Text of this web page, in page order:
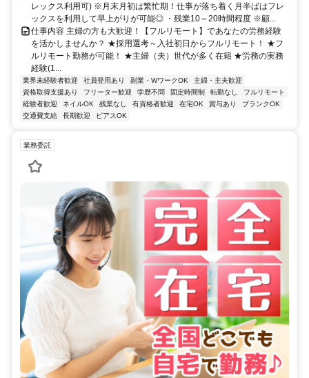
レックス利用可) ※月末月初は繁忙期！仕事が落ち着く月半ばはフレ
ックスを利用して早上がりが可能◎ ・残業10～20時間程度 ※顧...
仕事内容 主婦の方も大歓迎！【フルリモート】であなたの労務経験
を活かしませんか？ ★採用選考～入社初日からフルリモート！ ★フ
ルリモート勤務が可能！ ★主婦（夫）世代が多く在籍 ★労務の実務
経験(1...
業界未経験者歓迎 社員登用あり 副業・WワークOK
主婦・主夫歓迎
資格取得支援あり
フリーター歓迎 学歴不問 固定時間制 転勤なし
フルリモート
経験者歓迎
ネイルOK 残業なし 有資格者歓迎 在宅OK 賞与あり
ブランクOK
交通費支給
長期歓迎 ピアスOK
業務委託